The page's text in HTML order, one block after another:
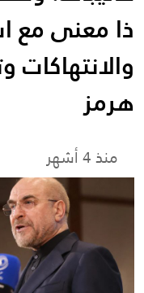
ذا معنى مع
هرمز
منذ 4 أشهر